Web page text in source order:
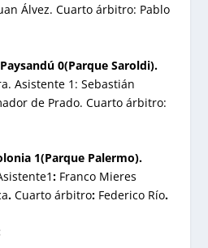
Álvez. Cuarto árbitro: Pablo
0(Parque Saroldi).
Asistente 1: Sebastián
de Prado. Cuarto árbitro:
1(Parque Palermo).
: Franco Mieres
.Cuarto árbitro: Federico Río.